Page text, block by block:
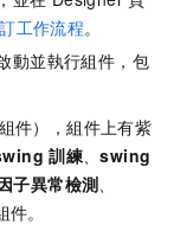
工作流程。
動並執行組件，包
組件），組件上有紫
訓練 、swing
子異常檢測
。